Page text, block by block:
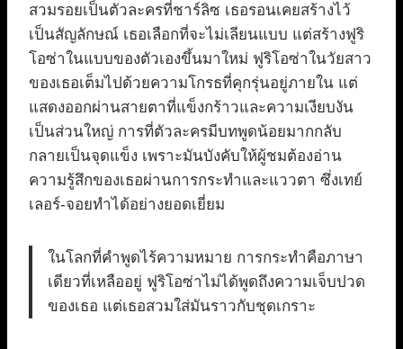
สวมรอยเป็นตัวละครที่ชาร์ลิซ เธอรอนเคยสร้างไว้
เป็นสัญลักษณ์ เธอเลือกที่จะไม่เลียนแบบ แต่สร้างฟูริ
โอซ่าในแบบของตัวเองขึ้นมาใหม่ ฟูริโอซ่าในวัยสาว
ของเธอเต็มไปด้วยความโกรธที่คุกรุ่นอยู่ภายใน แต่
แสดงออกผ่านสายตาที่แข็งกร้าวและความเงียบงัน
เป็นส่วนใหญ่ การที่ตัวละครมีบทพูดน้อยมากกลับ
กลายเป็นจุดแข็ง เพราะมันบังคับให้ผู้ชมต้องอ่าน
ความรู้สึกของเธอผ่านการกระทำและแววตา ซึ่งเทย์
เลอร์-จอยทำได้อย่างยอดเยี่ยม
ในโลกที่คำพูดไร้ความหมาย การกระทำคือภาษา
เดียวที่เหลืออยู่ ฟูริโอซ่าไม่ได้พูดถึงความเจ็บปวด
ของเธอ แต่เธอสวมใส่มันราวกับชุดเกราะ